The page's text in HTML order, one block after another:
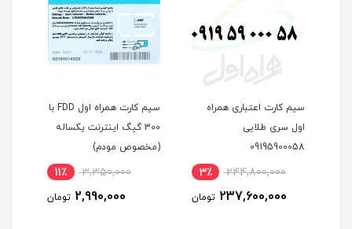
سیم کارت اعتباری همراه
اول سری طلایی
09195900058
244,800,000 3٪
237,600,000 تومان
سیم کارت همراه اول FDD با
300 گیگ اینترنت یکساله
(مخصوص مودم)
3,350,000 11٪
2,990,000 تومان